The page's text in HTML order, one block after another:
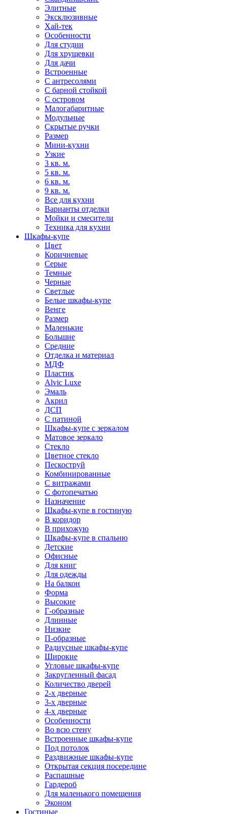
Элитные
Эксклюзивные
Хай-тек
Особенности
Для студии
Для хрущевки
Для дачи
Встроенные
С антресолями
С барной стойкой
С островом
Малогабаритные
Модульные
Скрытые ручки
Размер
Мини-кухни
Узкие
3 кв. м.
5 кв. м.
6 кв. м.
9 кв. м.
Все для кухни
Варианты отделки
Мойки и смесители
Техника для кухни
Шкафы-купе
Цвет
Коричневые
Серые
Темные
Черные
Светлые
Белые шкафы-купе
Венге
Размер
Маленькие
Большие
Средние
Отделка и материал
МДФ
Пластик
Alvic Luxe
Эмаль
Акрил
ДСП
С патиной
Шкафы-купе с зеркалом
Матовое зеркало
Стекло
Цветное стекло
Пескоструй
Комбинированные
С витражами
С фотопечатью
Назначение
Шкафы-купе в гостиную
В коридор
В прихожую
Шкафы-купе в спальню
Детские
Офисные
Для книг
Для одежды
На балкон
Форма
Высокие
Г-образные
Длинные
Низкие
П-образные
Радиусные шкафы-купе
Широкие
Угловые шкафы-купе
Закругленный фасад
Количество дверей
2-х дверные
3-х дверные
4-х дверные
Особенности
Во всю стену
Встроенные шкафы-купе
Под потолок
Раздвижные шкафы-купе
Открытая секция посередине
Распашные
Гардероб
Для маленького помещения
Эконом
Гостиные